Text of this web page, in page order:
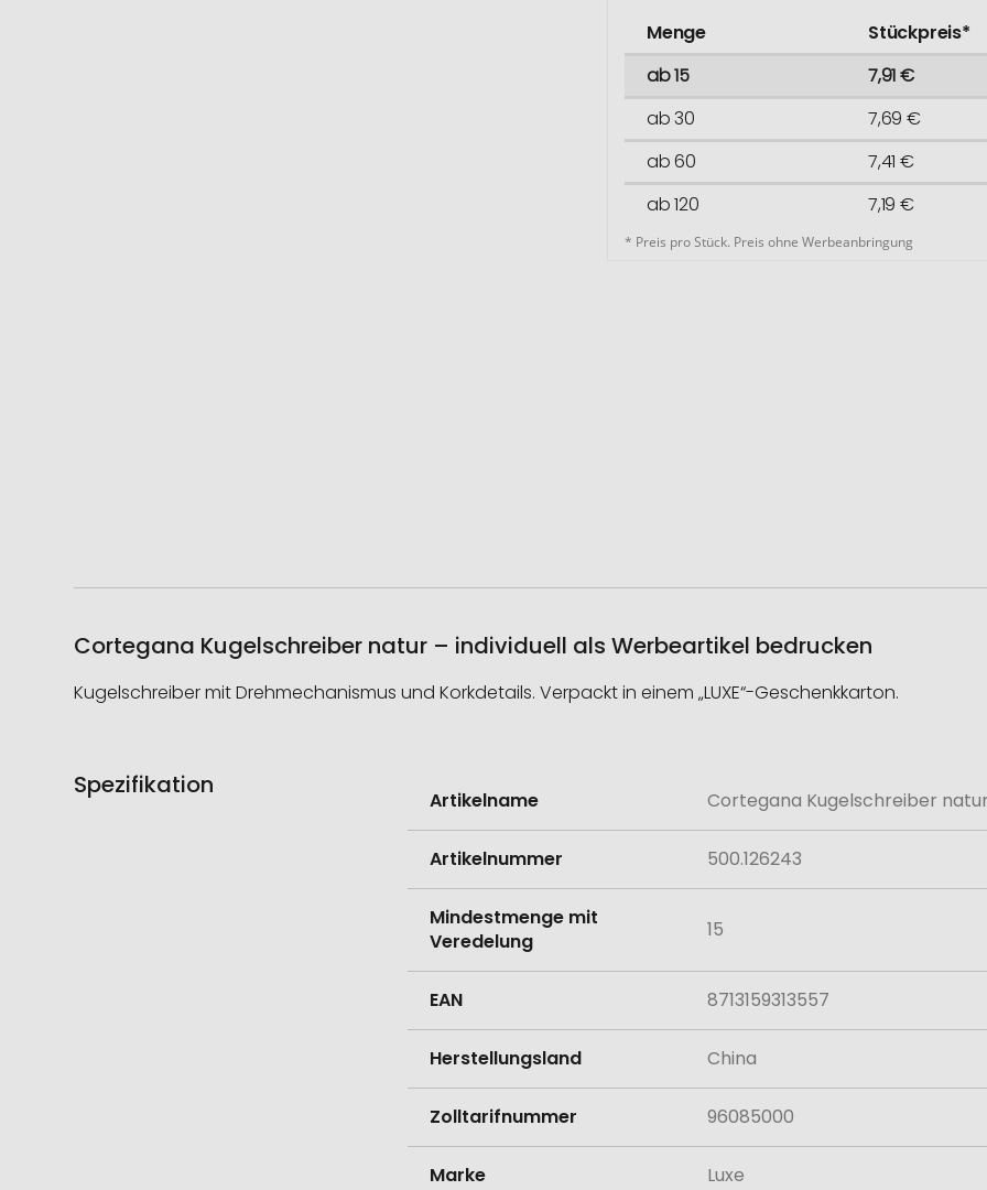
Menge
Stückpreis*
ab 15
7,91 €
ab 30
7,69 €
ab 60
7,41 €
ab 120
7,19 €
* Preis pro Stück. Preis ohne Werbeanbringung
Cortegana Kugelschreiber natur – individuell als Werbeartikel bedrucken
Kugelschreiber mit Drehmechanismus und Korkdetails. Verpackt in einem „LUXE“-Geschenkkarton.
Spezifikation
Informationen
Artikelname Cortegana Kugelschreiber
Artikelnummer 500.126243
Mindestmenge mit
Veredelung
15
EAN 8713159313557
Herstellungsland China
Zolltarifnummer 96085000
Marke Luxe